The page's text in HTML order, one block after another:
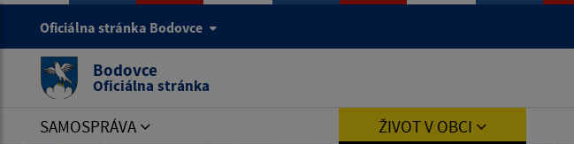
Oficiálna stránka Bodovce
Bodovce
Oficiálna stránka
SAMOSPRÁVA ŽIVOT V OBCI